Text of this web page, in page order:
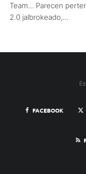
Team… Parecen
2.0 jalbrokeado,...
FACEBOOK